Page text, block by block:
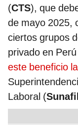
(CTS), que
de mayo 2025,
ciertos grupos
privado en
este beneficio
Laboral (